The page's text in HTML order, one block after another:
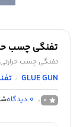
تفنگی چسب حرارتی
تفنگی چسب حرارتی بدون
GLUE GUN
/
0
0 دیدگاه